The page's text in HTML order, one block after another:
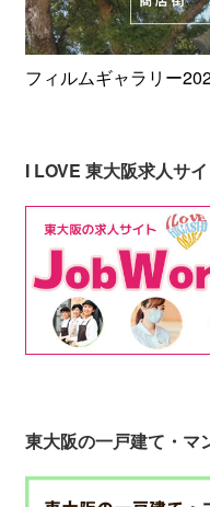
フィルムギャラリー
I LOVE 東大阪求人サイ
東大阪の一戸建て・マ